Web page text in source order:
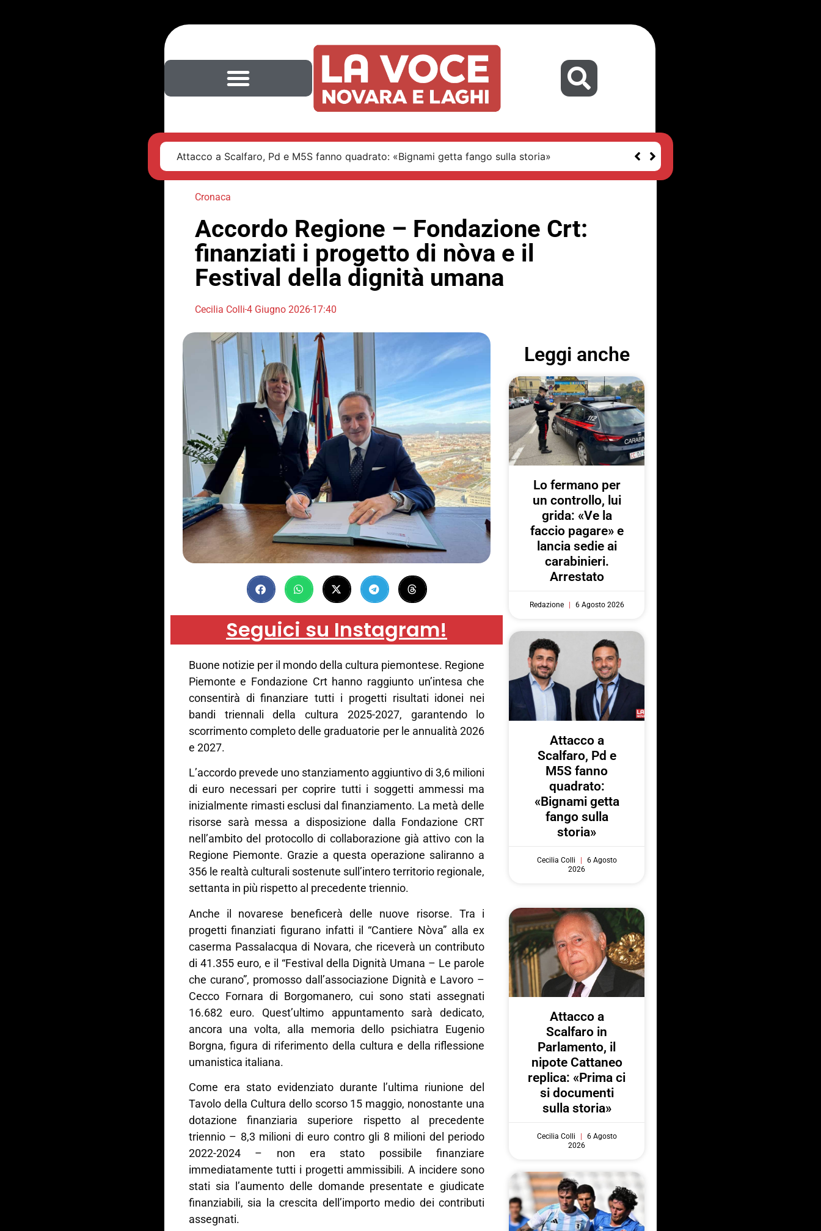
Attacco a Scalfaro, Pd e M5S fanno quadrato: «Bignami getta fango sulla storia»
Cronaca
Accordo Regione – Fondazione Crt:
finanziati i progetto di nòva e il
Festival della dignità umana
Cecilia Colli4 Giugno 202617:40
Seguici su Instagram!
Buone notizie per il mondo della cultura piemontese. Regione
Piemonte e Fondazione Crt hanno raggiunto un’intesa che
consentirà di finanziare tutti i progetti risultati idonei nei
bandi triennali della cultura 2025-2027, garantendo lo
scorrimento completo delle graduatorie per le annualità 2026
e 2027.
L’accordo prevede uno stanziamento aggiuntivo di 3,6 milioni
di euro necessari per coprire tutti i soggetti ammessi ma
inizialmente rimasti esclusi dal finanziamento. La metà delle
risorse sarà messa a disposizione dalla Fondazione CRT
nell’ambito del protocollo di collaborazione già attivo con la
Regione Piemonte. Grazie a questa operazione saliranno a
356 le realtà culturali sostenute sull’intero territorio regionale,
settanta in più rispetto al precedente triennio.
Anche il novarese beneficerà delle nuove risorse. Tra i
progetti finanziati figurano infatti il “Cantiere Nòva” alla ex
caserma Passalacqua di Novara, che riceverà un contributo
di 41.355 euro, e il “Festival della Dignità Umana – Le parole
che curano”, promosso dall’associazione Dignità e Lavoro –
Cecco Fornara di Borgomanero, cui sono stati assegnati
16.682 euro. Quest’ultimo appuntamento sarà dedicato,
ancora una volta, alla memoria dello psichiatra Eugenio
Borgna, figura di riferimento della cultura e della riflessione
umanistica italiana.
Come era stato evidenziato durante l’ultima riunione del
Tavolo della Cultura dello scorso 15 maggio, nonostante una
dotazione finanziaria superiore rispetto al precedente
triennio – 8,3 milioni di euro contro gli 8 milioni del periodo
2022-2024 – non era stato possibile finanziare
immediatamente tutti i progetti ammissibili. A incidere sono
stati sia l’aumento delle domande presentate e giudicate
finanziabili, sia la crescita dell’importo medio dei contributi
assegnati.
Leggi anche
Lo fermano per
un controllo, lui
grida: «Ve la
faccio pagare» e
lancia sedie ai
carabinieri.
Arrestato
Redazione 6 Agosto 2026
Attacco a
Scalfaro, Pd e
M5S fanno
quadrato:
«Bignami getta
fango sulla
storia»
Cecilia Colli
6 Agosto
2026
Attacco a
Scalfaro in
Parlamento, il
nipote Cattaneo
replica: «Prima ci
si documenti
sulla storia»
Cecilia Colli
6 Agosto
2026